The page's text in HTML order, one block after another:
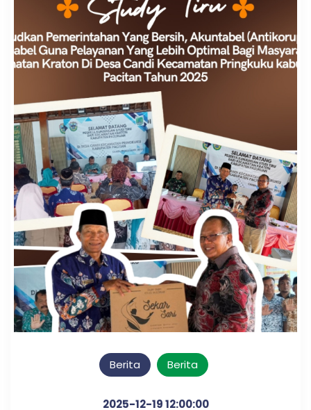
Berita Berita
2025-12-19 12:00:00